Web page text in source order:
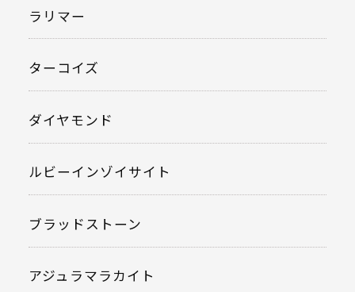
ラリマー
ターコイズ
ダイヤモンド
ルビーインゾイサイト
ブラッドストーン
アジュラマラカイト